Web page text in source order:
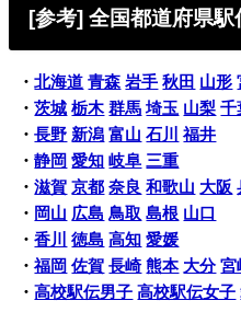
[参考] 全国都道府県駅
・北海道 青森 岩手 秋田 山形
・茨城 栃木 群馬 埼玉 山梨 千
・長野 新潟 富山 石川
福井
・静岡 愛知 岐阜 三重
・滋賀 京都 奈良 和歌山 大阪
・ 岡山 広島 鳥取 島根 山口
・香川 徳島 高知 愛媛
・福岡 佐賀 長崎 熊本 大分 宮
・高校駅伝男子 高校駅伝女子